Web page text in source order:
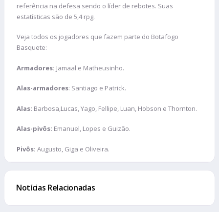
referência na defesa sendo o líder de rebotes. Suas
estatísticas são de 5,4 rpg.
Veja todos os jogadores que fazem parte do Botafogo
Basquete:
Armadores: Jamaal e Matheusinho.
Alas-armadores: Santiago e Patrick.
Alas: Barbosa,Lucas, Yago, Fellipe, Luan, Hobson e Thornton.
Alas-pivôs: Emanuel, Lopes e Guizão.
Pivôs: Augusto, Giga e Oliveira.
Notícias Relacionadas